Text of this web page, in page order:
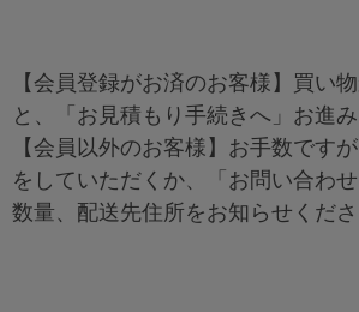
【会員登録がお済のお客様】買い
と、「お見積もり手続きへ」お進み
【会員以外のお客様】お手数です
をしていただくか、「お問い合わ
数量、配送先住所をお知らせくださ